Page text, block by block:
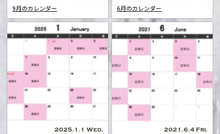
9月のカレンダー 6月のカレンダー
2025.1.1 Wed. 2021.6.4 Fri.